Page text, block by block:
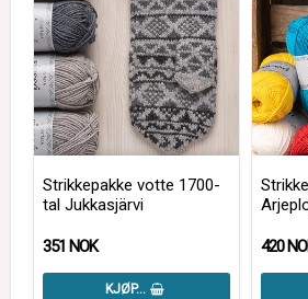
Strikkepakke votte 1700-
tal Jukkasjärvi
351 NOK
KJØP…
420